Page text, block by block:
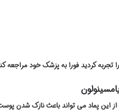
تجربه کردید فورا به پزشک خود مراجعه
این پماد می تواند باعث نازک شدن